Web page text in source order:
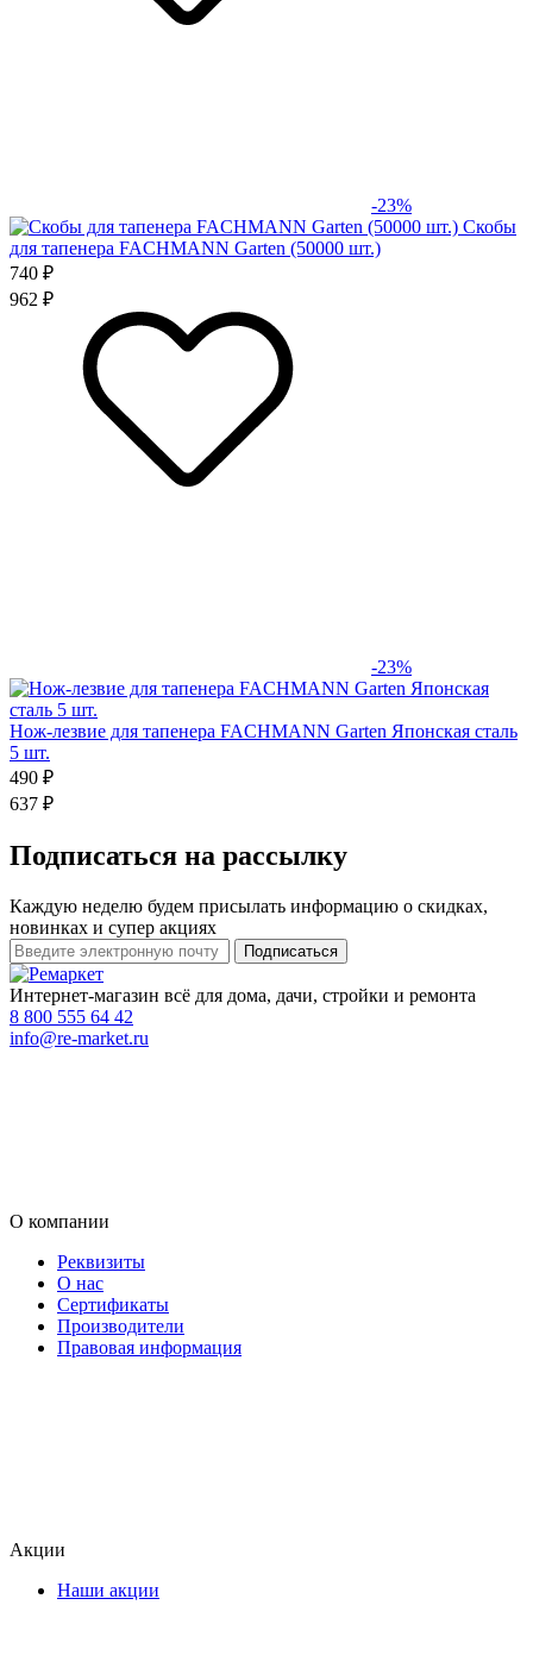
-23%
Скобы
для тапенера FACHMANN Garten (50000 шт.)
740 ₽
962 ₽
-23%
Нож-лезвие для тапенера FACHMANN Garten Японская сталь
5 шт.
490 ₽
637 ₽
Подписаться на рассылку
Каждую неделю будем присылать информацию о скидках,
новинках и супер акциях
Интернет-магазин всё для дома, дачи, стройки и ремонта
8 800 555 64 42
info@re-market.ru
О компании
Реквизиты
О нас
Сертификаты
Производители
Правовая информация
Акции
Наши акции